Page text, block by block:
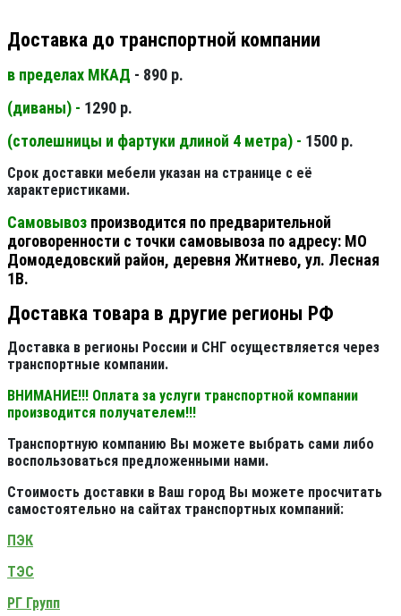
Доставка до транспортной компании
в пределах МКАД - 890 р.
(диваны) - 1290 р.
(столешницы и фартуки длиной 4 метра) - 1500 р.
Срок доставки мебели указан на странице с её
характеристиками.
Самовывоз производится по предварительной
договоренности с точки самовывоза по адресу: МО
Домодедовский район, деревня Житнево, ул. Лесная
1В.
Доставка товара в другие регионы РФ
Доставка в регионы России и СНГ осуществляется через
транспортные компании.
ВНИМАНИЕ!!! Оплата за услуги транспортной компании
производится получателем!!!
Транспортную компанию Вы можете выбрать сами либо
воспользоваться предложенными нами.
Стоимость доставки в Ваш город Вы можете просчитать
самостоятельно на сайтах транспортных компаний:
ПЭК
ТЭС
РГ Групп